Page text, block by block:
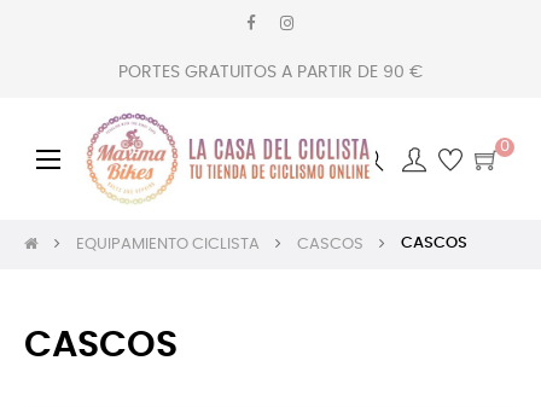
PORTES GRATUITOS A PARTIR DE 90 €
Navegación
palanca
☰
0
EQUIPAMIENTO CICLISTA CASCOS CASCOS
CASCOS